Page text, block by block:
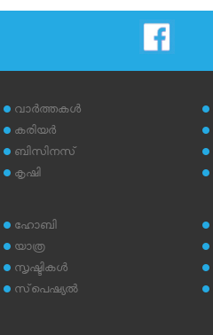
വാര്‍ത്തകള്‍
കരിയര്‍
ബിസിനസ്
കൃഷി
ഹോബി
യാത്ര
സൃഷ്ടികള്‍
സ്‌പെഷ്യല്‍